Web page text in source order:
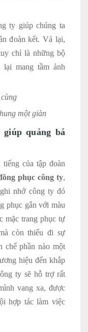
ty giúp chúng ta
đoàn kết. Vả lại,
chỉ là những bộ
mang tầm ảnh
một giàn
quảng bá
của tập đoàn
phục công ty,
nhớ công ty đó
phục gắn với màu
mặc trang phục tự
còn thiếu đi sự
chế phần nào một
hiệu đến khắp
ty sẽ hỗ trợ rất
vang xa, được
hợp tác làm việc